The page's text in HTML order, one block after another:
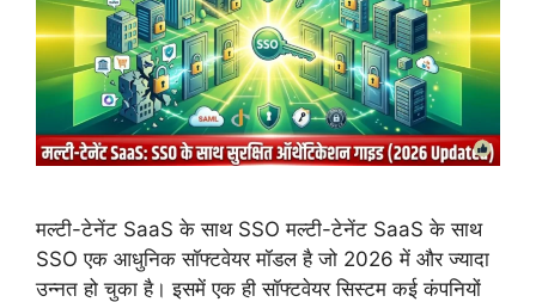
मल्टी-टेनेंट SaaS के साथ SSO मल्टी-टेनेंट SaaS के साथ
SSO एक आधुनिक सॉफ्टवेयर मॉडल है जो 2026 में और ज्यादा
उन्नत हो चुका है। इसमें एक ही सॉफ्टवेयर सिस्टम कई कंपनियों